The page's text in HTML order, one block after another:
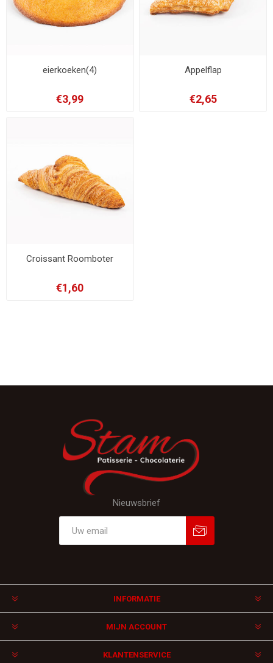
eierkoeken(4)
€3,99
Appelflap
€2,65
Croissant Roomboter
€1,60
Nieuwsbrief
INFORMATIE
MIJN ACCOUNT
KLANTENSERVICE